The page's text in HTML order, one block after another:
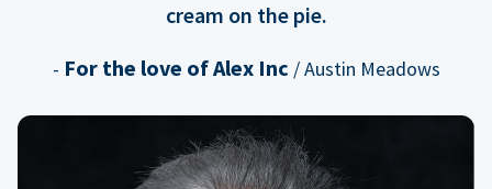
cream on the pie.
- For the love of Alex Inc / Austin Meadows